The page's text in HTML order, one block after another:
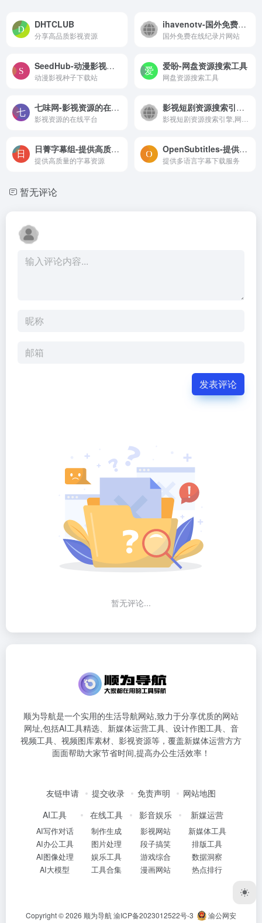
DHTCLUB
分享高品质影视资源
ihavenotv-国外免费在线纪录片网站
国外免费在线纪录片网站
SeedHub-动漫影视种子下载站
动漫影视种子下载站
爱盼-网盘资源搜索工具
网盘资源搜索工具
七味网-影视资源的在线平台
影视资源的在线平台
影视短剧资源搜索引擎,网盘资源下载
日菁字幕组-提供高质量的字幕资源
提供高质量的字幕资源
OpenSubtitles-提供多语言字幕下载服务
提供多语言字幕下载服务
暂无评论
发表评论
暂无评论...
顺为导航是一个实用的生活导航网站,致力于分享优质的网站
网址,包括AI工具精选、新媒体运营工具、设计作图工具、音
视频工具、视频图库素材、影视资源等，覆盖新媒体运营方方
面面帮助大家节省时间,提高办公生活效率！
友链申请 提交收录 免责声明
网站地图
AI工具
AI写作对话
AI办公工具
AI图像处理
AI大模型
在线工具
制作生成
图片处理
娱乐工具
工具合集
影音娱乐
影视网站
段子搞笑
游戏综合
漫画网站
新媒运营
新媒体工具
排版工具
数据洞察
热点排行
Copyright © 2026 顺为导航渝ICP备2023012522号-3
渝公网安